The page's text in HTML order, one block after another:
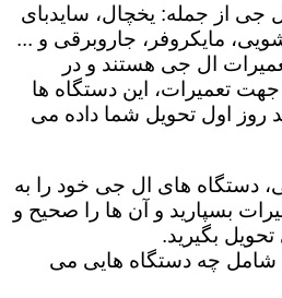
جی از جمله: یخچال، سایدبای
مایکروفر، جاروبرقی و ...
ال جی هستند و در
تعمیرات، این دستگاه ها
روز اول تحویل شما داده می
دستگاه های ال جی خود را به
بسپارید و آن ها را صحیح و
بگیرید.
چه دستگاه هایی می